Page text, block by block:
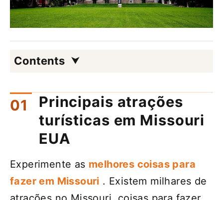
Contents
Principais atrações
turísticas em Missouri
EUA
Experimente as melhores coisas para
fazer em Missouri . Existem milhares de